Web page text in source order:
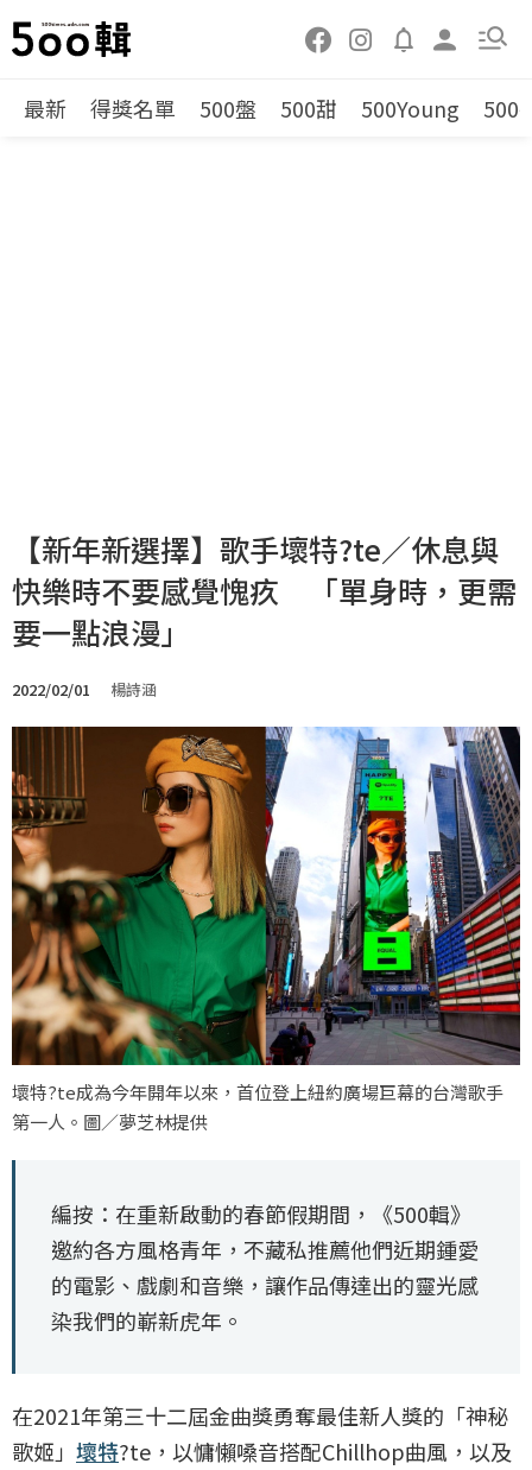
最新 得獎名單 500盤 500甜 500Young 500
【新年新選擇】歌手壞特?te／休息與
快樂時不要感覺愧疚 「單身時，更需
要一點浪漫」
2022/02/01 楊詩涵
壞特?te成為今年開年以來，首位登上紐約廣場巨幕的台灣歌手
第一人。圖／夢芝林提供
編按：在重新啟動的春節假期間，《500輯》
邀約各方風格青年，不藏私推薦他們近期鍾愛
的電影、戲劇和音樂，讓作品傳達出的靈光感
染我們的嶄新虎年。
在2021年第三十二屆金曲獎勇奪最佳新人獎的「神秘
歌姬」 壞特?te，以慵懶嗓音搭配Chillhop曲風，以及